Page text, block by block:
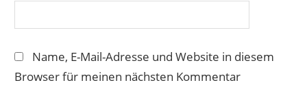
Name, E-Mail-Adresse und Website in diesem
Browser für meinen nächsten Kommentar